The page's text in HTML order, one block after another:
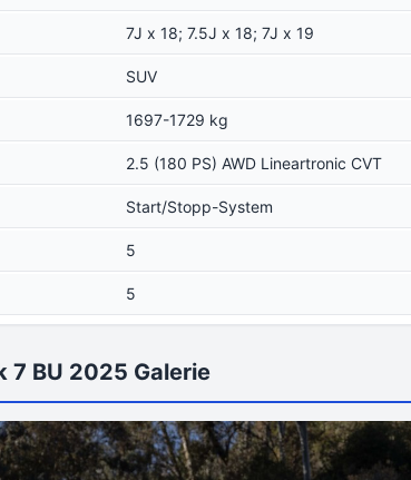
7J x 18; 7.5J x 18; 7J x 19
SUV
1697-1729 kg
2.5 (180 PS) AWD Lineartronic CVT
Start/Stopp-System
5
5
7 BU 2025 Galerie